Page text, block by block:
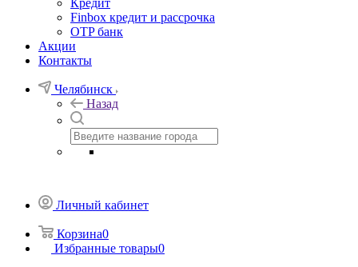
Кредит
Finbox кредит и рассрочка
OTP банк
Акции
Контакты
Челябинск
Назад
Личный кабинет
Корзина0
Избранные товары0